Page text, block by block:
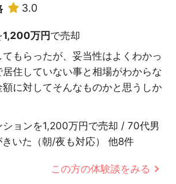
3.0
1,200万円で売却
もらったが、妥当性はよくわかっ
住していない事と相場がわからな
に対してそんなものかと思うしか
ションを1,200万円で売却 / 70代男
いた（朝/夜も対応） 他8件
この方の体験談をみる